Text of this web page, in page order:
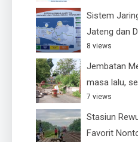
Sistem
Jateng dan
8 views
Jembatan
masa lalu,
7 views
Stasiun
Favorit